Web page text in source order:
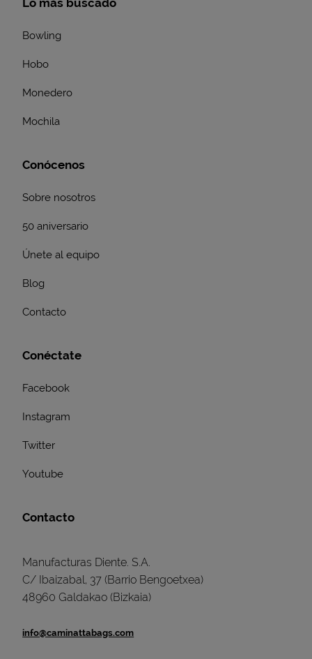
Lo más buscado
Bowling
Hobo
Monedero
Mochila
Conócenos
Sobre nosotros
50 aniversario
Únete al equipo
Blog
Contacto
Conéctate
Facebook
Instagram
Twitter
Youtube
Contacto
Manufacturas Diente. S.A.
C/ Ibaizabal, 37 (Barrio Bengoetxea)
48960 Galdakao (Bizkaia)
info@caminattabags.com